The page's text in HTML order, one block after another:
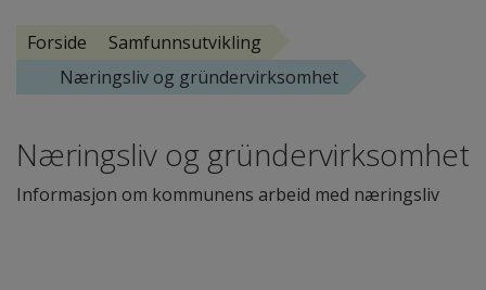
Forside
Samfunnsutvikling
Næringsliv og gründervirksomhet
Næringsliv og gründervirksomhet
Informasjon om kommunens arbeid med næringsliv